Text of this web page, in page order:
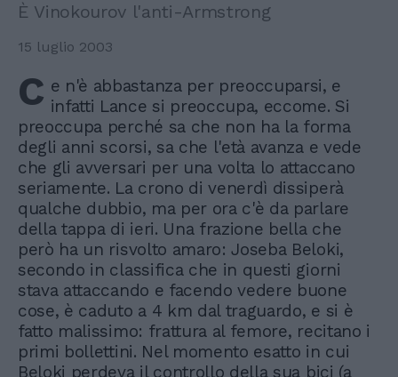
È Vinokourov l'anti-Armstrong
15 luglio 2003
C e n'è abbastanza per preoccuparsi, e
infatti Lance si preoccupa, eccome. Si
preoccupa perché sa che non ha la forma
degli anni scorsi, sa che l'età avanza e vede
che gli avversari per una volta lo attaccano
seriamente. La crono di venerdì dissiperà
qualche dubbio, ma per ora c'è da parlare
della tappa di ieri. Una frazione bella che
però ha un risvolto amaro: Joseba Beloki,
secondo in classifica che in questi giorni
stava attaccando e facendo vedere buone
cose, è caduto a 4 km dal traguardo, e si è
fatto malissimo: frattura al femore, recitano i
primi bollettini. Nel momento esatto in cui
Beloki perdeva il controllo della sua bici (a